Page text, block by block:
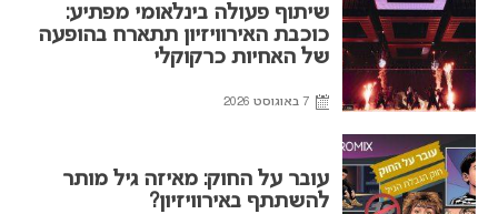
שיתוף פעולה בינלאומי מפתיע:
כוכבת האירוויזיון תתארח בהופעה
של האחיות כרקוקלי
7 באוגוסט 2026
עובר על החוק: מאיזה גיל מותר
להשתתף באירוויזיון?